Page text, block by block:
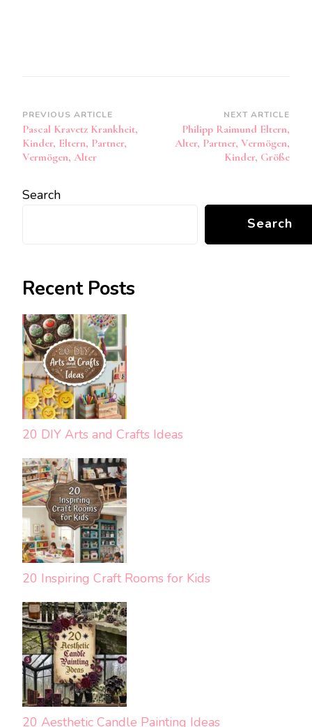
Post
Navigation
PREVIOUS ARTICLE
Pascal Kravetz Krankheit,
Kinder, Eltern, Partner,
Vermögen, Alter
NEXT ARTICLE
Philipp Raimund Eltern,
Alter, Partner, Vermögen,
Kinder, Größe
Search
Search
Recent Posts
20 DIY Arts and Crafts Ideas
20 Inspiring Craft Rooms for Kids
20 Aesthetic Candle Painting Ideas